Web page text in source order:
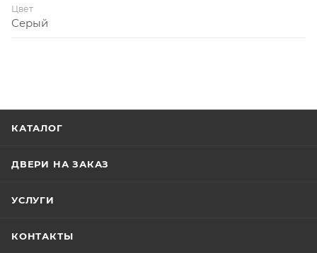
Цвет
Серый
КАТАЛОГ
ДВЕРИ НА ЗАКАЗ
УСЛУГИ
КОНТАКТЫ